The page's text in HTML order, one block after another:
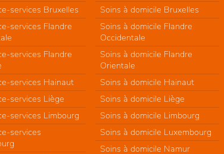
services Bruxelles
services Flandre
services Flandre
services Hainaut
services Liège
services Limbourg
services
Soins à domicile Bruxelles
Soins à domicile Flandre
Occidentale
Soins à domicile Flandre
Orientale
Soins à domicile Hainaut
Soins à domicile Liège
Soins à domicile Limbourg
Soins à domicile Luxembourg
Soins à domicile Namur